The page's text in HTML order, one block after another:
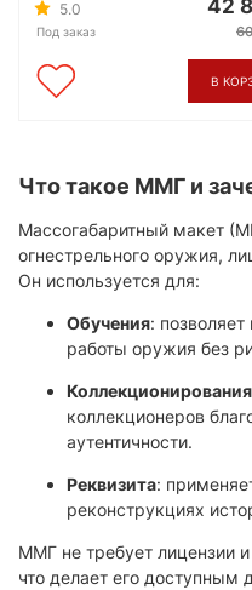
5.0
Под заказ
42
В
Что такое ММГ и
Массогабаритный макет
огнестрельного оружия,
Он используется для:
Обучения:
работы оружия без
Коллекционирования
коллекционеров
аутентичности.
Реквизита:
реконструкциях
ММГ не требует лицензии
что делает его доступным